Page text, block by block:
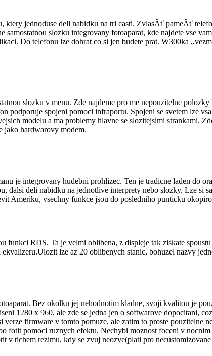
ktery jednoduse deli nabidku na tri casti. ZvlasÂť pameÂť
samostatnou slozku integrovany fotoaparat, kde najdete vse
Do telefonu lze dohrat co si jen budete prat. W300ka
slozku v menu. Zde najdeme pro me nepouzitelne
podporuje spojeni pomoci infraportu. Spojeni se svetem lze
modelu a ma problemy hlavne se slozitejsimi strankami.
jako hardwarovy modem.
je integrovany hudebni prohlizec. Ten je tradicne laden do
dalsi deli nabidku na jednotlive interprety nebo slozky. Lze
Ameriku, vsechny funkce jsou do posledniho punticku
funkci RDS. Ta je velmi oblibena, z displeje tak ziskate
lze az 20 oblibenych stanic, bohuzel nazvy
Bez okolku jej nehodnotim kladne, svoji kvalitou je
1280 x 960, ale zde se jedna jen o softwarove dopocitani,
verze firmware v tomto pomuze, ale zatim to proste
fotit pomoci ruznych efektu. Nechybi moznost foceni v
v tichem rezimu, kdy se zvuj neozve(plati pro